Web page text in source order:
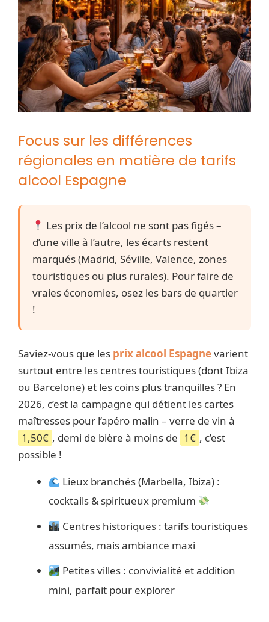
Focus sur les différences
régionales en matière de tarifs
alcool Espagne
Les prix de l’alcool ne sont pas figés –
d’une ville à l’autre, les écarts restent
marqués (Madrid, Séville, Valence, zones
touristiques ou plus rurales). Pour faire de
vraies économies, osez les bars de quartier
!
Saviez-vous que les prix alcool Espagnevarient
surtout entre les centres touristiques (dont Ibiza
ou Barcelone) et les coins plus tranquilles ? En
2026, c’est la campagne qui détient les cartes
maîtresses pour l’apéro malin – verre de vin à
1,50€ , demi de bière à moins de 1€ , c’est
possible !
Lieux branchés (Marbella, Ibiza) :
cocktails & spiritueux premium
Centres historiques : tarifs touristiques
assumés, mais ambiance maxi
Petites villes : convivialité et addition
mini, parfait pour explorer